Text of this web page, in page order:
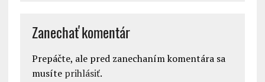
Zanechať komentár
Prepáčte, ale pred zanechaním komentára sa
musíte prihlásiť.